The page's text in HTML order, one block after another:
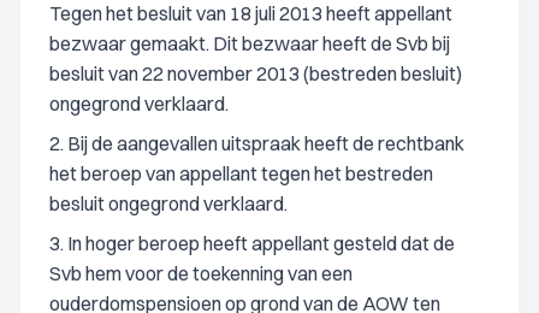
Tegen het besluit van 18 juli 2013 heeft appellant
bezwaar gemaakt. Dit bezwaar heeft de Svb bij
besluit van 22 november 2013 (bestreden besluit)
ongegrond verklaard.
2. Bij de aangevallen uitspraak heeft de rechtbank
het beroep van appellant tegen het bestreden
besluit ongegrond verklaard.
3. In hoger beroep heeft appellant gesteld dat de
Svb hem voor de toekenning van een
ouderdomspensioen op grond van de AOW ten